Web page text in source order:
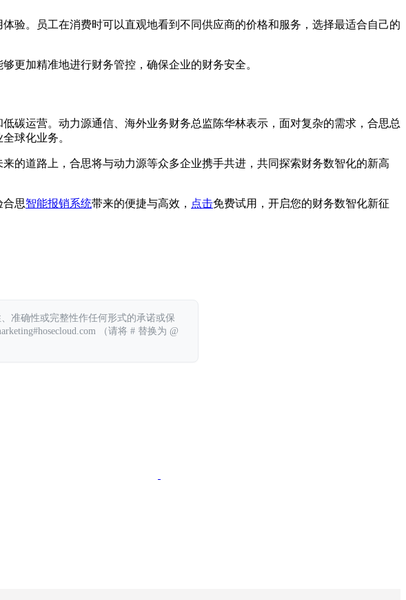
验。员工在消费时可以直观地看到不同供应商的价格和服务，选择最适合自己的
更加精准地进行财务管控，确保企业的财务安全。
碳运营。动力源通信、海外业务财务总监陈华林表示，面对复杂的需求，合思总
球化业务。
的道路上，合思将与动力源等众多企业携手共进，共同探索财务数智化的新高
合思智能报销系统带来的便捷与高效， 点击免费试用，开启您的财务数智化新征
准确性或完整性作任何形式的承诺或保
（请将 # 替换为 @